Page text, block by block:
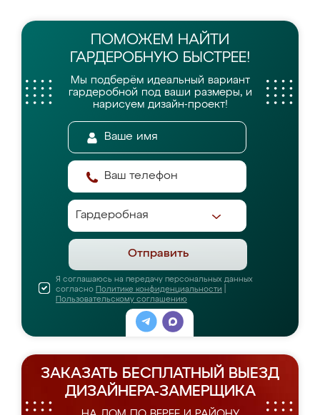
ПОМОЖЕМ НАЙТИ
ГАРДЕРОБНУЮ БЫСТРЕЕ!
Мы подберём идеальный вариант
гардеробной под ваши размеры, и
нарисуем дизайн-проект!
Отправить
Я соглашаюсь на передачу персональных данных
согласно Политике конфиденциальности
Пользовательскому соглашению
ЗАКАЗАТЬ БЕСПЛАТНЫЙ ВЫЕЗД
ДИЗАЙНЕРА-ЗАМЕРЩИКА